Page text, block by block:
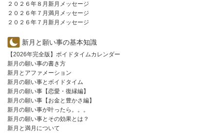
２０２６年８月新月メッセージ
２０２６年７月満月メッセージ
２０２６年７月新月メッセージ
新月と願い事の基本知識
【2026年完全版】ボイドタイムカレンダー
新月の願い事の書き方
新月とアファメーション
新月の願い事とボイドタイム
新月の願い事【恋愛・復縁編】
新月の願い事【お金と豊かさ編】
新月の願い事が叶ったら。。。
新月の願い事とその効果とは？
新月と満月について